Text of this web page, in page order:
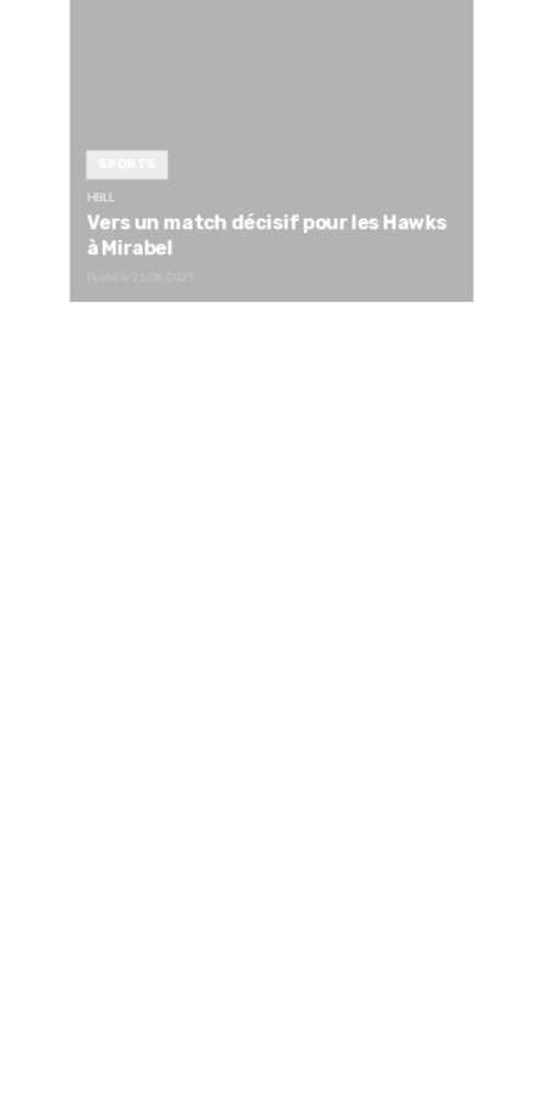
HBLL
Vers un match décisif pour les Hawks
à Mirabel